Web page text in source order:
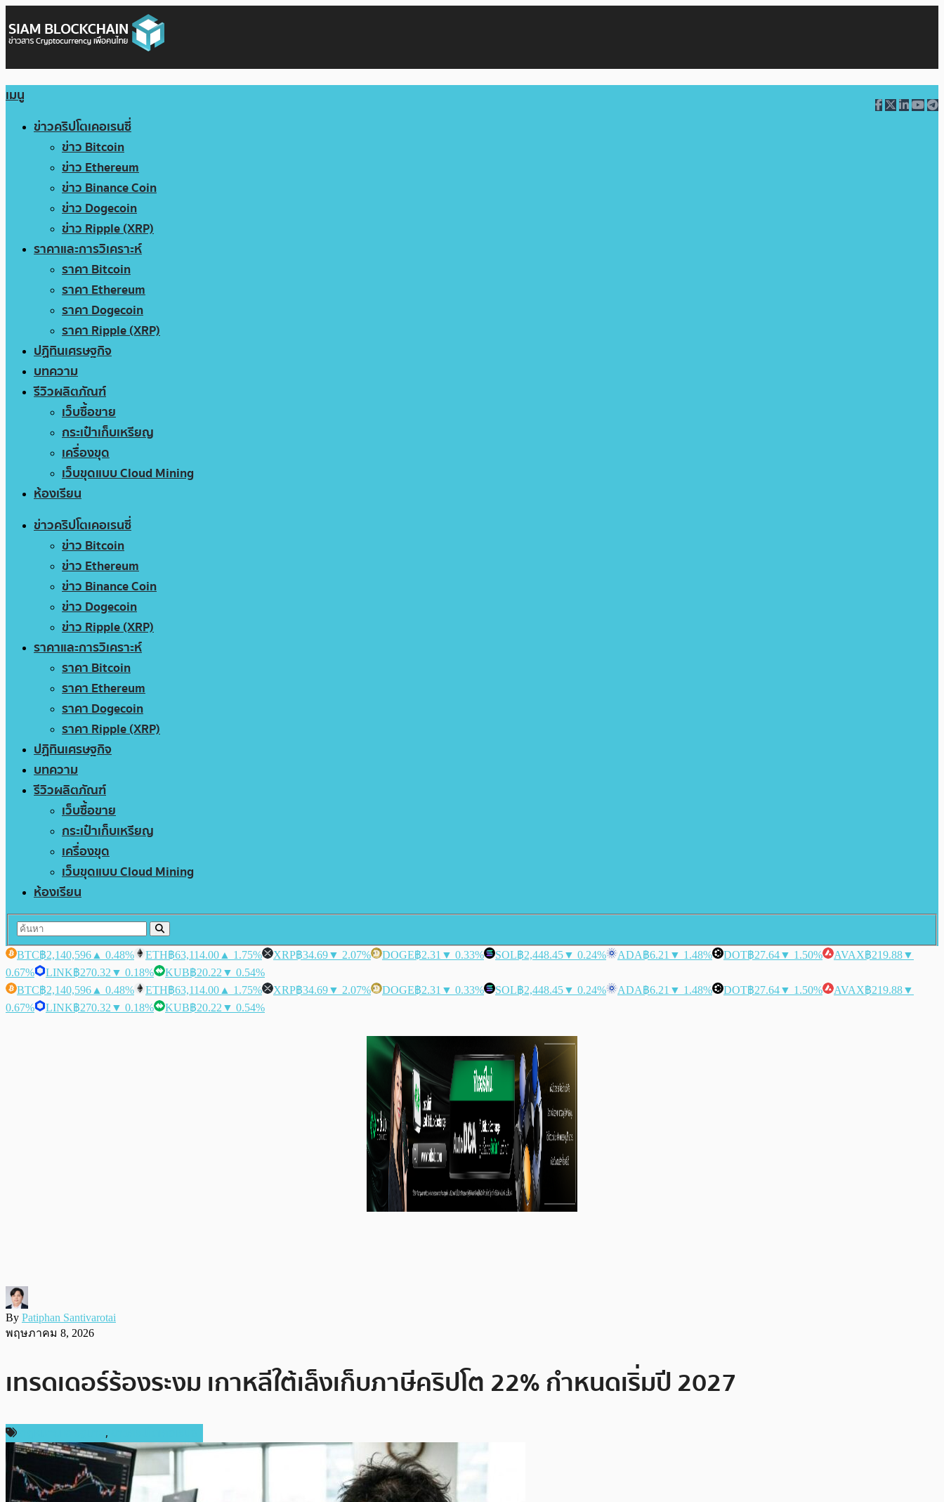
เมนู
ข่าวคริปโตเคอเรนซี่
ข่าว Bitcoin
ข่าว Ethereum
ข่าว Binance Coin
ข่าว Dogecoin
ข่าว Ripple (XRP)
ราคาและการวิเคราะห์
ราคา Bitcoin
ราคา Ethereum
ราคา Dogecoin
ราคา Ripple (XRP)
ปฏิทินเศรษฐกิจ
บทความ
รีวิวผลิตภัณฑ์
เว็บซื้อขาย
กระเป๋าเก็บเหรียญ
เครื่องขุด
เว็บขุดแบบ Cloud Mining
ห้องเรียน
ข่าวคริปโตเคอเรนซี่
ข่าว Bitcoin
ข่าว Ethereum
ข่าว Binance Coin
ข่าว Dogecoin
ข่าว Ripple (XRP)
ราคาและการวิเคราะห์
ราคา Bitcoin
ราคา Ethereum
ราคา Dogecoin
ราคา Ripple (XRP)
ปฏิทินเศรษฐกิจ
บทความ
รีวิวผลิตภัณฑ์
เว็บซื้อขาย
กระเป๋าเก็บเหรียญ
เครื่องขุด
เว็บขุดแบบ Cloud Mining
ห้องเรียน
BTC฿2,140,596 ▲ 0.48% ETH฿63,114.00 ▲ 1.75% XRP฿34.69▼ 2.07% DOGE฿2.31 ▼ 0.33% SOL฿2,448.45▼ 0.24% ADA฿6.21 ▼ 1.48% DOT฿27.64▼ 1.50% AVAX฿219.88▼
0.67%
LINK฿270.32 ▼ 0.18% KUB฿20.22 ▼ 0.54%
BTC฿2,140,596 ▲ 0.48% ETH฿63,114.00 ▲ 1.75% XRP฿34.69▼ 2.07% DOGE฿2.31 ▼ 0.33% SOL฿2,448.45▼ 0.24% ADA฿6.21 ▼ 1.48% DOT฿27.64▼ 1.50% AVAX฿219.88▼
0.67%
LINK฿270.32 ▼ 0.18% KUB฿20.22 ▼ 0.54%
By Patiphan Santivarotai
พฤษภาคม 8, 2026
เทรดเดอร์ร้องระงม เกาหลีใต้เล็งเก็บภาษีคริปโต 22% กำหนดเริ่มปี 2027
,